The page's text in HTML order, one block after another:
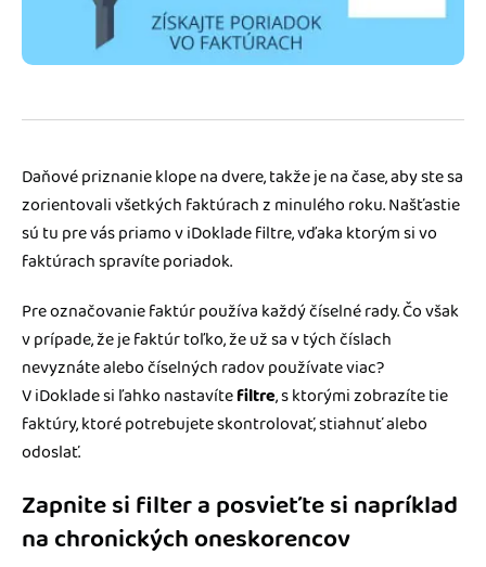
Spýtajte sa nás
Daňové priznanie klope na dvere, takže je na čase, aby ste sa
zorientovali všetkých faktúrach z minulého roku. Našťastie
sú tu pre vás priamo v iDoklade filtre, vďaka ktorým si vo
faktúrach spravíte poriadok.
Pre označovanie faktúr používa každý číselné rady. Čo však
v prípade, že je faktúr toľko, že už sa v tých číslach
nevyznáte alebo číselných radov používate viac?
V iDoklade si ľahko nastavítefiltre, s ktorými zobrazíte tie
faktúry, ktoré potrebujete skontrolovať, stiahnuť alebo
odoslať.
Zapnite si filter a posvieťte si napríklad
na chronických oneskorencov